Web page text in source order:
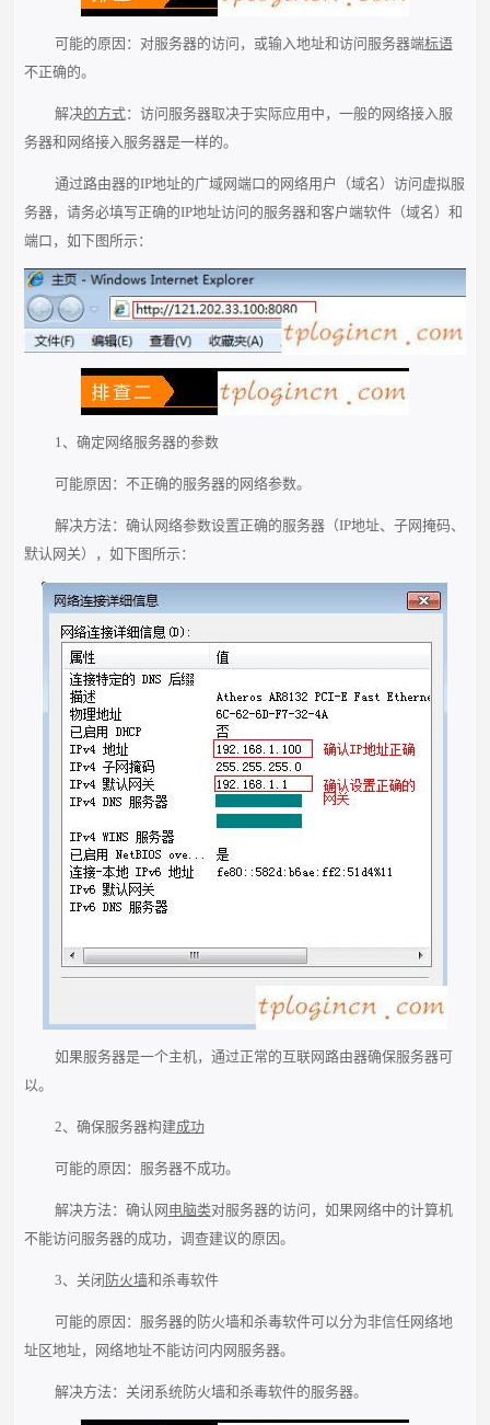
可能的原因：对服务器的访问，或输入地址和访问服务器端标语
不正确的。
解决的方式：访问服务器取决于实际应用中，一般的网络接入服
务器和网络接入服务器是一样的。
通过路由器的IP地址的广域网端口的网络用户（域名）访问虚拟服
务器，请务必填写正确的IP地址访问的服务器和客户端软件（域名）和
端口，如下图所示：
1、确定网络服务器的参数
可能原因：不正确的服务器的网络参数。
解决方法：确认网络参数设置正确的服务器（IP地址、子网掩码、
默认网关），如下图所示：
如果服务器是一个主机，通过正常的互联网路由器确保服务器可
以。
2、确保服务器构建成功
可能的原因：服务器不成功。
解决方法：确认网 电脑类对服务器的访问，如果网络中的计算机
不能访问服务器的成功，调查建议的原因。
3、关闭 防火墙和杀毒软件
可能的原因：服务器的防火墙和杀毒软件可以分为非信任网络地
址区地址，网络地址不能访问内网服务器。
解决方法：关闭系统防火墙和杀毒软件的服务器。